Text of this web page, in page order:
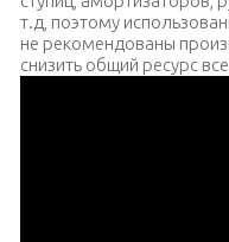
т.д, поэтому
не рекомендованы
снизить общий ресурс